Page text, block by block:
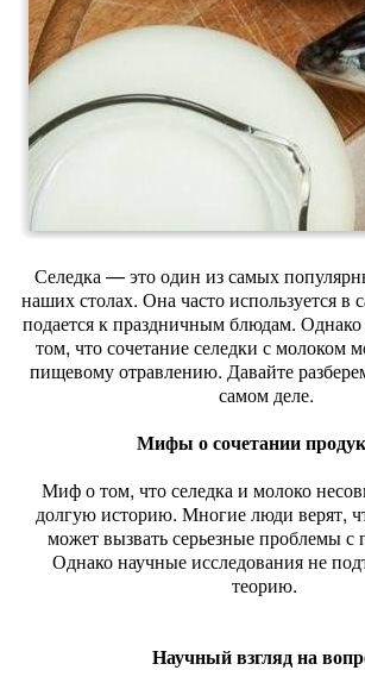
Селедка — это один из самых
наших столах. Она часто используется в
подается к праздничным блюдам.
том, что сочетание селедки с молоком
пищевому отравлению. Давайте
самом деле.
Мифы о сочетании
Миф о том, что селедка и молоко
долгую историю. Многие люди верят,
может вызвать серьезные проблемы
Однако научные исследования не
теорию.
Научный взгляд на